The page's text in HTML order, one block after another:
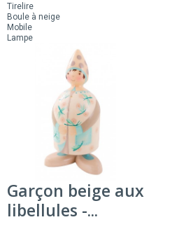
Tirelire
Boule à neige
Mobile
Lampe
Garçon beige aux
libellules -...